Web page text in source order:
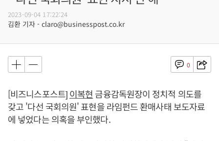
2023-09-04 17:22:24
김환 기자 - claro@businesspost.co.kr
0
[비즈니스포스트]이복현 금융감독원장이 정치적 의도를
갖고 '다선 국회의원' 표현을 라임펀드 환매사태 보도자료
에 넣었다는 의혹을 부인했다.